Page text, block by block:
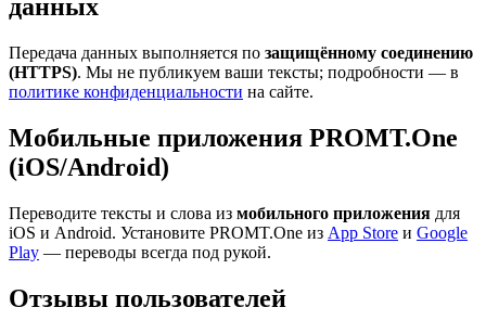
данных
Передача данных выполняется по защищённому соединению
(HTTPS). Мы не публикуем ваши тексты; подробности — в
политике конфиденциальности на сайте.
Мобильные приложения PROMT.One
(iOS/Android)
Переводите тексты и слова из мобильного приложения для
iOS и Android. Установите PROMT.One из App Store и Google
Play — переводы всегда под рукой.
Отзывы пользователей